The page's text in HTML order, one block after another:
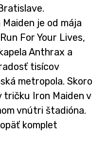
je od mája
For Your Lives,
Anthrax a
tisícov
metropola. Skoro
tričku Iron Maiden v
vnútri štadióna.
komplet